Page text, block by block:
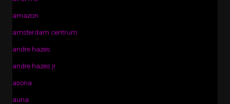
amazon
amsterdam centrum
andre hazes
andre hazes jr
asona
auna